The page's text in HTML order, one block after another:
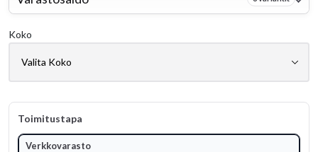
Koko
Toimitustapa
Verkkovarasto